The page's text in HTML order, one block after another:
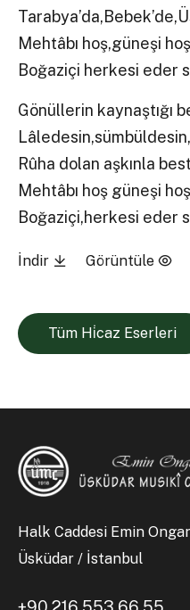
Mehtâbı hoş,güneşi
Boğaziçi herkesi eder
Gönüllerin kaynaştığı
Rûha dolan aşkınla
Mehtâbı hoş güneşi
Boğaziçi,herkesi eder
İndir Görüntüle
Tüm Hi̇caz Eserleri
Halk Caddesi Emin
Üsküdar / İstanbul